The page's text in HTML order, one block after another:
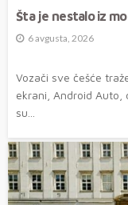
Šta je nestalo iz
6 avgusta, 2026
Vozači sve češće
ekrani, Android Auto,
su...